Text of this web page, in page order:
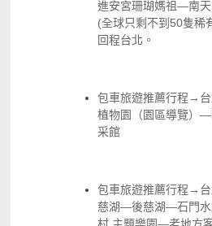
進安宮珊瑚媽祖—南
(全球只剩不到50隻
回程台北。
包車旅遊推薦行程→
植物園（園區導覽）
采館
包車旅遊推薦行程→
慈湖—後慈湖—石門